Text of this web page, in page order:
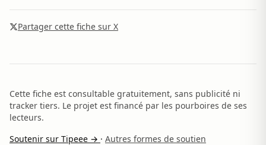
Partager cette fiche sur X
Cette fiche est consultable gratuitement, sans publicité ni
tracker tiers. Le projet est financé par les pourboires de ses
lecteurs.
Soutenir sur Tipeee → · Autres formes de soutien